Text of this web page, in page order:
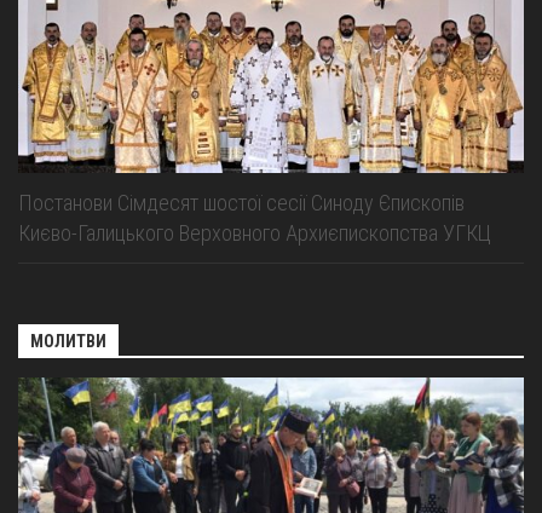
Постанови Сімдесят шостої сесії Синоду Єпископів
Києво-Галицького Верховного Архиєпископства УГКЦ
МОЛИТВИ